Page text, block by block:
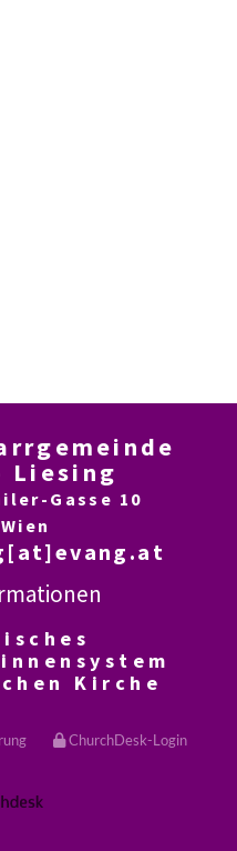
Liesing
Gasse 10
Kirche
ChurchDesk-Login